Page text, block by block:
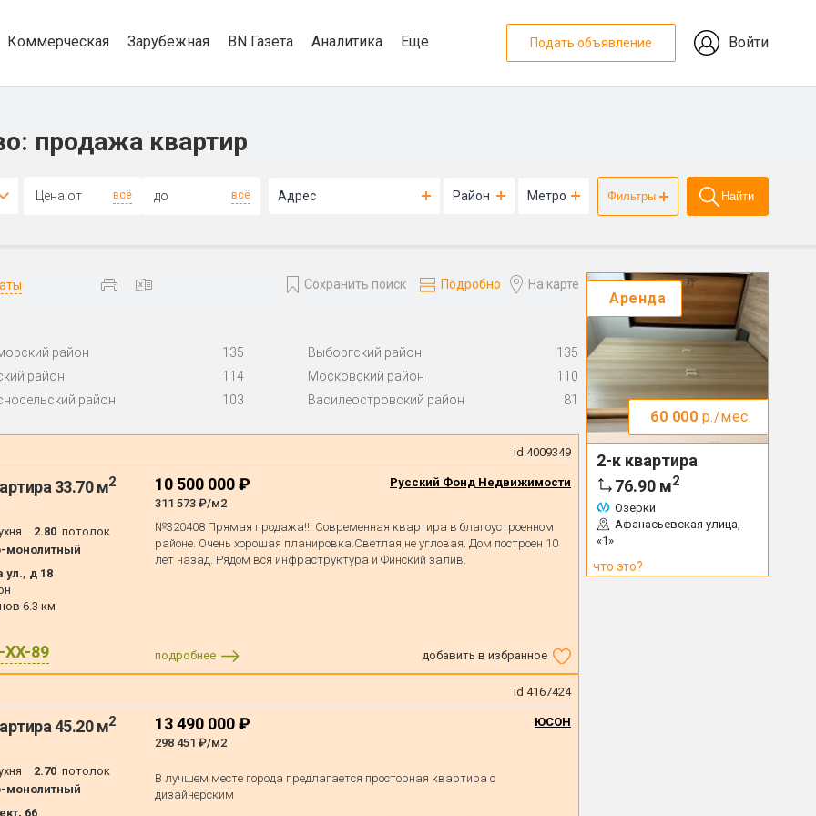
Коммерческая Зарубежная BN Газета Аналитика Ещё Подать объявление Войти
продажа квартир
всё всё Адрес Район Метро Фильтры Найти
Сохранить поиск Подробно На карте
район 135 Выборгский район
135
район 114 Московский район
110
район 103 Василеостровский район 81
id 4009349
33.70 м2
2.80 потолок
монолитный
д 18
6.3 км
XX-89
10 500 000 ₽
311 573 ₽/м2
Русский Фонд Недвижимости
№320408 Прямая продажа!!! Современная квартира в благоустроенном
районе. Очень хорошая планировка.Светлая,не угловая. Дом построен 10
лет назад. Рядом вся инфраструктура и Финский залив.
подробнее добавить в избранное
id 4167424
45.20 м2
2.70 потолок
монолитный
66
13 490 000 ₽
298 451 ₽/м2
ЮСОН
B лучшeм мeстe гopода предлагaетcя проcторнaя кваpтиpa c
дизaйнepским
Аренда
60 000 р./мес.
2-к квартира
76.90 м2
Озерки
Афанасьевская улица,
«1»
что это?